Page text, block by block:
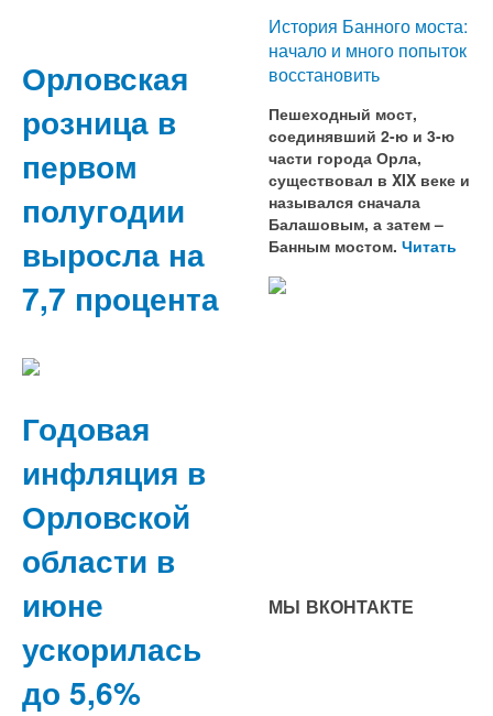
Орловская
розница в
первом
полугодии
выросла на
7,7 процента
Годовая
инфляция в
Орловской
области в
июне
ускорилась
до 5,6%
История Банного моста:
начало и много попыток
восстановить
Пешеходный мост,
соединявший 2-ю и 3-ю
части города Орла,
существовал в XIX веке и
назывался сначала
Балашовым, а затем –
Банным мостом. Читать
МЫ ВКОНТАКТЕ